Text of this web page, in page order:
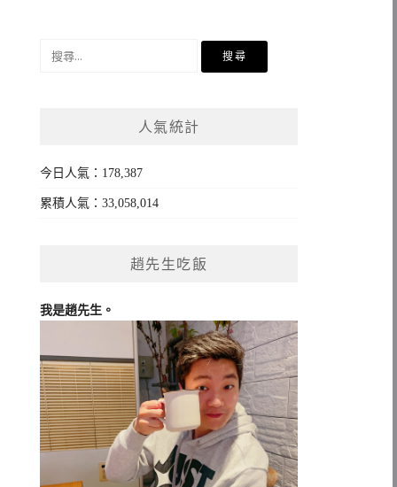
人氣統計
今日人氣：178,387
累積人氣：33,058,014
趙先生吃飯
我是趙先生。